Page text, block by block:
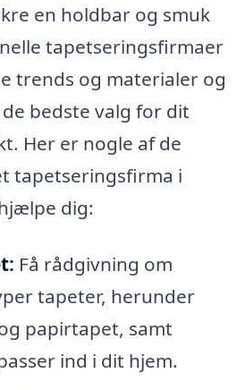
en holdbar og smuk
tapetseringsfirmaer
trends og materialer og
bedste valg for dit
Her er nogle af de
tapetseringsfirma i
dig:
Få rådgivning om
tapeter, herunder
papirtapet, samt
ind i dit hjem.